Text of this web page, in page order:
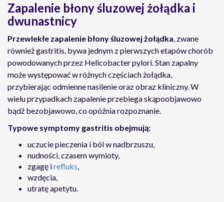
Zapalenie błony śluzowej żołądka i
dwunastnicy
Przewlekłe zapalenie błony śluzowej żołądka, zwane
również gastritis, bywa jednym z pierwszych etapów chorób
powodowanych przez Helicobacter pylori. Stan zapalny
może występować w różnych częściach żołądka,
przybierając odmienne nasilenie oraz obraz kliniczny. W
wielu przypadkach zapalenie przebiega skąpoobjawowo
bądź bezobjawowo, co opóźnia rozpoznanie.
Typowe symptomy gastritis obejmują:
uczucie pieczenia i ból w nadbrzuszu,
nudności, czasem wymioty,
zgagę irefluks,
wzdęcia,
utratę apetytu.